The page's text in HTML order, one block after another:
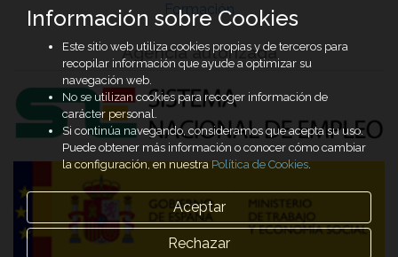
Formación
Agencia autorizada
Información sobre Cookies
Este sitio web utiliza cookies propias y de terceros para
recopilar información que ayude a optimizar su
navegación web.
No se utilizan cookies para recoger información de
carácter personal.
Si continúa navegando, consideramos que acepta su uso.
Puede obtener más información o conocer cómo cambiar
la configuración, en nuestraPolítica de Cookies.
Aceptar
Rechazar